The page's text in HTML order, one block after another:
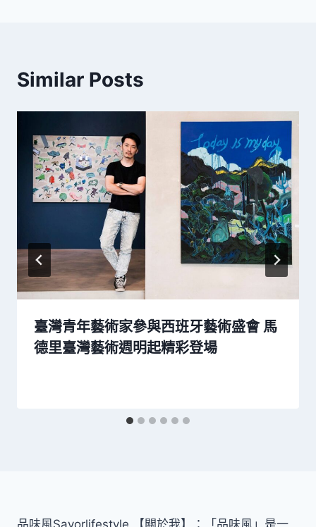
Similar Posts
臺灣青年藝術家參與西班牙藝術盛會 馬
德里臺灣藝術週明起精彩登場